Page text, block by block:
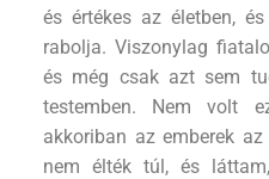
és értékes az életben,
rabolja. Viszonylag
és még csak azt sem
testemben. Nem volt
akkoriban az emberek
nem élték túl, és